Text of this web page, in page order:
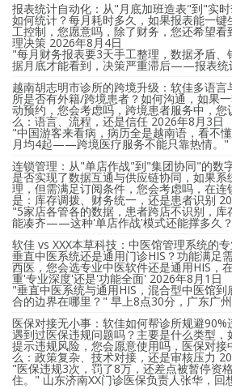
报表统计自动化：从"月底加班造表"到"实
如何统计？每月耗时多久，如果报表能一
工控制，您愿意吗，除了财务，您还希望看
理决策 2026年8月4日
"每月财务报表要3天手工整理，数据矛盾、
据月底才能看到，决策严重滞后——报表
越南胡志明市诊所的跨境升级：软佳多语
所是否有外籍/跨境患者？如何沟通，如果
动预约，您会考虑吗，跨境患者服务中，您
么：语言、流程，还是信任 2026年8月3日
"中国游客来看病，病历全是越南语，看不
月均4起——跨境医疗服务不能只靠热情。
连锁管理：从"单店作战"到"集团协同"的数
是否实现了数据互通与供应链协同，如果系
理，但需满足订阅条件，您会考虑吗，在连
是：库存调拨、财务统一，还是患者识别
"5家店各管各的数据，患者跨店不识别，
能凑齐——这种'单店作战'模式还能撑多久
软佳 vs XXX本草科技：中医馆管理系统的
垂直中医系统还是通用门诊HIS？功能满足
西医，您会选专业中医软件还是通用HIS，
重'专业深度'还是'功能全面' 2026年8月1日
"垂直中医系统与通用HIS，混合型中医馆
合的边界在哪里？" 早上8点30分，广东广
医保对接无小事：软佳如何帮诊所规避
遇到过医保违规问题吗？主要是什么类型
提示违规风险，您会愿意使用吗，医保对
么：政策复杂、技术对接，还是审核压力
"医保违规3次，罚了8万，还差点被暂停
住。" 山东济南XX门诊医保负责人张华，回